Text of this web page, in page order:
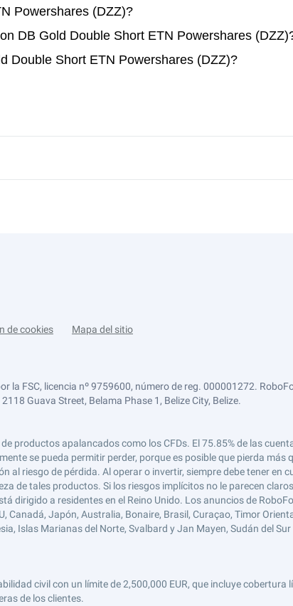
Powershares (DZZ)?
DB Gold Double Short ETN Powershares
Double Short ETN Powershares (DZZ)?
de cookies Mapa del sitio
la FSC, licencia nº 9759600, número de reg. 000001272.
Guava Street, Belama Phase 1, Belize City, Belize.
productos apalancados como los CFDs. El 75.85% de las
se pueda permitir perder, porque es posible que pierda
riesgo de pérdida. Al operar o invertir, siempre debe tener en
de tales productos. Si los riesgos implícitos no le parecen
dirigido a residentes en el Reino Unido. Los anuncios de
Japón, Australia, Bonaire, Brasil, Curaçao, Timor
Islas Marianas del Norte, Svalbard y Jan Mayen, Sudán del
civil con un límite de 2,500,000 EUR, que incluye
de los clientes.